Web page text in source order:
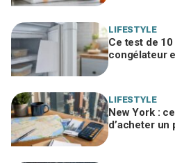
LIFESTYLE
Ce test de
congélateur
LIFESTYLE
New York :
d’acheter un